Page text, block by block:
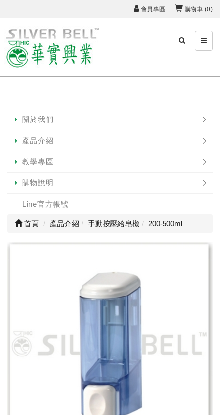
會員專區 購物車 (0)
關於我們
產品介紹
教學專區
購物說明
Line官方帳號
首頁 產品介紹 手動按壓給皂機 200-500ml